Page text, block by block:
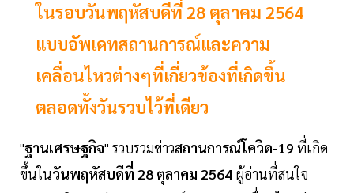
ในรอบวันพฤหัสบดีที่ 28 ตุลาคม 2564
แบบอัพเดทสถานการณ์และความ
เคลื่อนไหวต่างๆที่เกี่ยวข้องที่เกิดขึ้น
ตลอดทั้งวันรวบไว้ที่เดียว
"ฐานเศรษฐกิจ" รวบรวมข่าวสถานการณ์โควิด-19 ที่เกิด
ขึ้นในวันพฤหัสบดีที่ 28 ตุลาคม 2564 ผู้อ่านที่สนใจ